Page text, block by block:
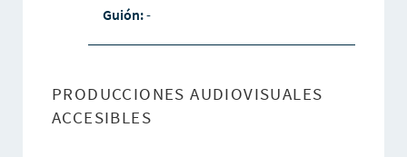
Guión:-
PRODUCCIONES AUDIOVISUALES
ACCESIBLES